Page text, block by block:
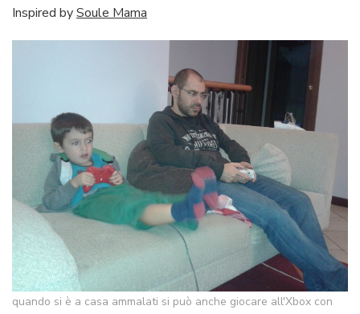
Inspired bySoule Mama
quando si è a casa ammalati si può anche giocare all'Xbox con